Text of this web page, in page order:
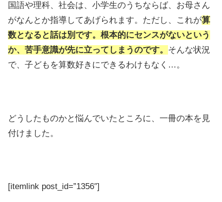
国語や理科、社会は、小学生のうちならば、お母さん
がなんとか指導してあげられます。ただし、これが算
数となると話は別です。 根本的にセンスがないという
か、苦手意識が先に立ってしまうのです。 そんな状況
で、子どもを算数好きにできるわけもなく…。
どうしたものかと悩んでいたところに、一冊の本を見
付けました。
[itemlink post_id=”1356″]